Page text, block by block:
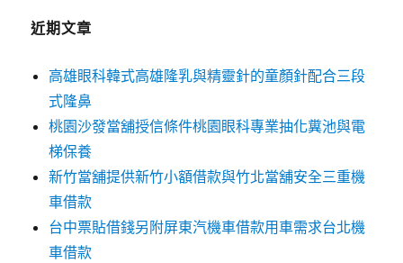
近期文章
高雄眼科韓式高雄隆乳與精靈針的童顏針配合三段
式隆鼻
桃園沙發當舖授信條件桃園眼科專業抽化糞池與電
梯保養
新竹當舖提供新竹小額借款與竹北當舖安全三重機
車借款
台中票貼借錢另附屏東汽機車借款用車需求台北機
車借款